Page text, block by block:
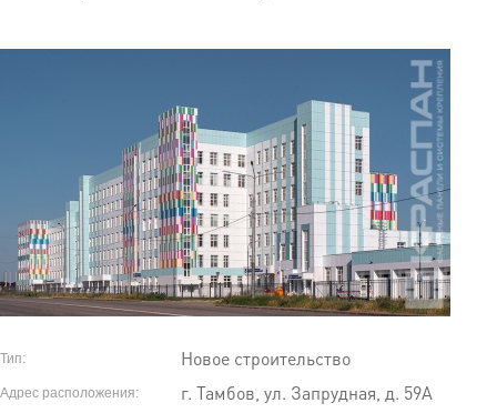
Тип: Новое строительство
Адрес расположения: г. Тамбов, ул. Запрудная, д. 59А